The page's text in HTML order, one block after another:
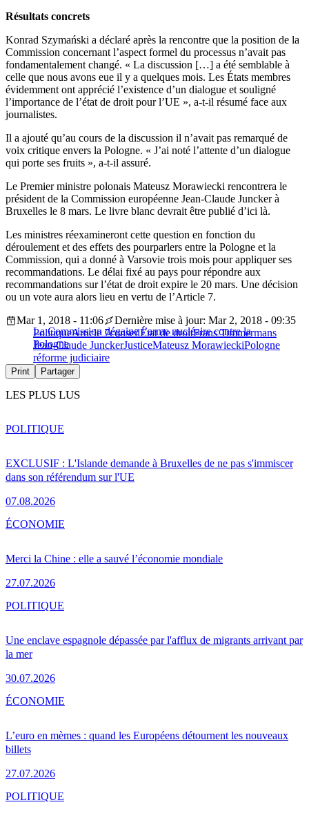
Résultats concrets
Konrad Szymański a déclaré après la rencontre que la position de la
Commission concernant l’aspect formel du processus n’avait pas
fondamentalement changé. « La discussion […] a été semblable à
celle que nous avons eue il y a quelques mois. Les États membres
évidemment ont apprécié l’existence d’un dialogue et souligné
l’importance de l’état de droit pour l’UE », a-t-il résumé face aux
journalistes.
Il a ajouté qu’au cours de la discussion il n’avait pas remarqué de
voix critique envers la Pologne. « J’ai noté l’attente d’un dialogue
qui porte ses fruits », a-t-il assuré.
Le Premier ministre polonais Mateusz Morawiecki rencontrera le
président de la Commission européenne Jean-Claude Juncker à
Bruxelles le 8 mars. Le livre blanc devrait être publié d’ici là.
Les ministres réexamineront cette question en fonction du
déroulement et des effets des pourparlers entre la Pologne et la
Commission, qui a donné à Varsovie trois mois pour appliquer ses
recommandations. Le délai fixé au pays pour répondre aux
recommandations sur l’état de droit expire le 20 mars. Une décision
ou un vote aura alors lieu en vertu de l’Article 7.
La Commission dégaine l’arme nucléaire contre la
Pologne
Mar 1, 2018 - 11:06
Dernière mise à jour: Mar 2, 2018 - 09:35
PolitiqueArticle 7conseilÉtat de droitFrans Timmermans
Jean-Claude JunckerJusticeMateusz MorawieckiPologne
réforme judiciaire
Print Partager
LES PLUS LUS
EXCLUSIF : L'Islande demande à Bruxelles de ne pas s'immiscer
dans son référendum sur l'UE
07.08.2026
POLITIQUE
Merci la Chine : elle a sauvé l’économie mondiale
27.07.2026
ÉCONOMIE
Une enclave espagnole dépassée par l'afflux de migrants arrivant par
la mer
30.07.2026
POLITIQUE
L’euro en mèmes : quand les Européens détournent les nouveaux
billets
27.07.2026
ÉCONOMIE
POLITIQUE